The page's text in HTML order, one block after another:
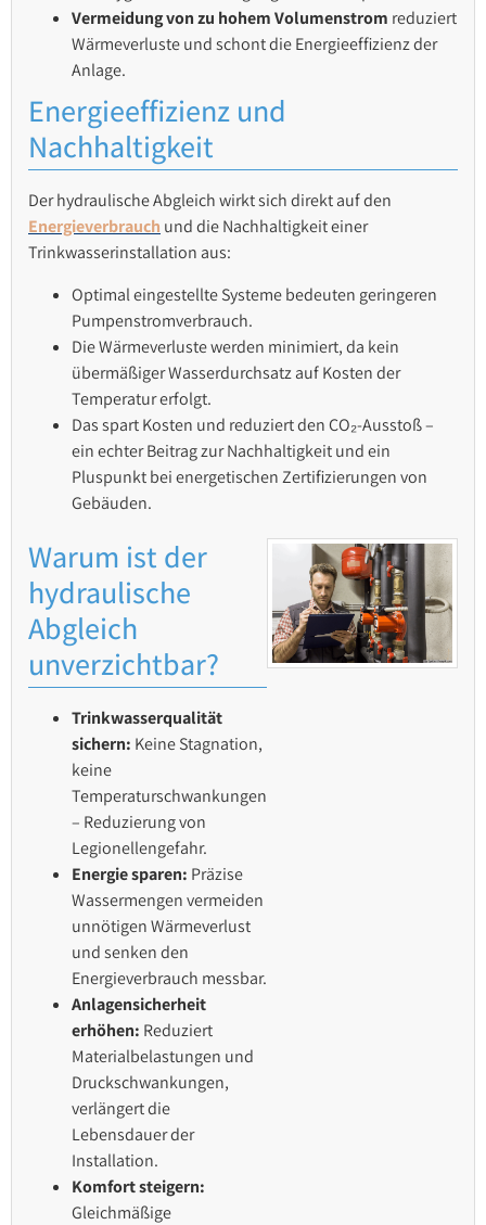
Vermeidung von zu hohem Volumenstrom reduziert
Wärmeverluste und schont die Energieeffizienz der
Anlage.
Energieeffizienz und
Nachhaltigkeit
Der hydraulische Abgleich wirkt sich direkt auf den
Energieverbrauch und die Nachhaltigkeit einer
Trinkwasserinstallation aus:
Optimal eingestellte Systeme bedeuten geringeren
Pumpenstromverbrauch.
Die Wärmeverluste werden minimiert, da kein
übermäßiger Wasserdurchsatz auf Kosten der
Temperatur erfolgt.
Das spart Kosten und reduziert den CO₂-Ausstoß –
ein echter Beitrag zur Nachhaltigkeit und ein
Pluspunkt bei energetischen Zertifizierungen von
Gebäuden.
Warum ist der
hydraulische
Abgleich
unverzichtbar?
Trinkwasserqualität
sichern: Keine Stagnation,
keine
Temperaturschwankungen
– Reduzierung von
Legionellengefahr.
Energie sparen: Präzise
Wassermengen vermeiden
unnötigen Wärmeverlust
und senken den
Energieverbrauch messbar.
Anlagensicherheit
erhöhen: Reduziert
Materialbelastungen und
Druckschwankungen,
verlängert die
Lebensdauer der
Installation.
Komfort steigern:
Gleichmäßige